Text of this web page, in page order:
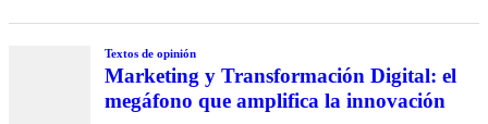
Textos de opinión
Marketing y Transformación Digital: el
megáfono que amplifica la innovación